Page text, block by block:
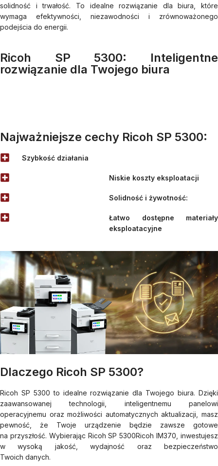
solidność i trwałość. To idealne rozwiązanie dla biura, które
wymaga efektywności, niezawodności i zrównoważonego
podejścia do energii.
Ricoh SP 5300: Inteligentne
rozwiązanie dla Twojego biura
Najważniejsze cechy Ricoh SP 5300:
Szybkość działania
Niskie koszty eksploatacji
Solidność i żywotność:
Łatwo dostępne materiały
eksploatacyjne
Dlaczego Ricoh SP 5300?
Ricoh SP 5300 to idealne rozwiązanie dla Twojego biura. Dzięki
zaawansowanej technologii, inteligentnemu panelowi
operacyjnemu oraz możliwości automatycznych aktualizacji, masz
pewność, że Twoje urządzenie będzie zawsze gotowe
na przyszłość. Wybierając Ricoh SP 5300Ricoh IM370, inwestujesz
w wysoką jakość, wydajność oraz bezpieczeństwo
Twoich danych.